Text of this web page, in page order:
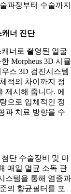
과정부터 수술까지
캐너 진단
너로 촬영된 얼굴
Morpheus 3D 시뮬
스 3D 검진시스템
적의 차이까지 정
제시해 줍니다. 에
으로 입체적인 정
과 치료 방향을 수
단 수술장비 및 마
매일 멸균 소독 관
스템을 통해 염증과
의 향균필터를 포